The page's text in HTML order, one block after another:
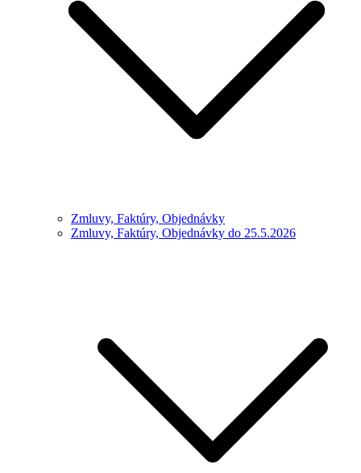
Zmluvy, Faktúry, Objednávky
Zmluvy, Faktúry, Objednávky do 25.5.2026